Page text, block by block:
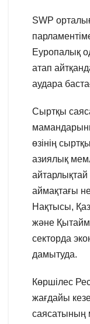
SWP
Еуропалық
атап
аудара
Сыртқы
өзінің
азиялық
аймақтағы
Нақтысы,
және
секторда
дамытуда.
Көршілес
жағдайы
саясатының